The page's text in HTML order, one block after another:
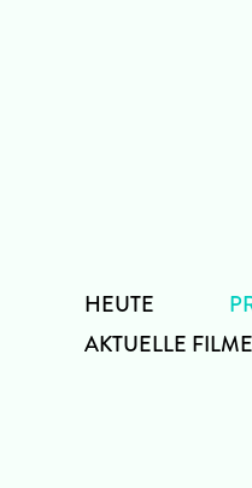
HEUTE
AKTUELLE FILME